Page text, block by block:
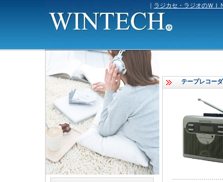
｜ラジカセ・ラジオのＷＩ
テープレコー